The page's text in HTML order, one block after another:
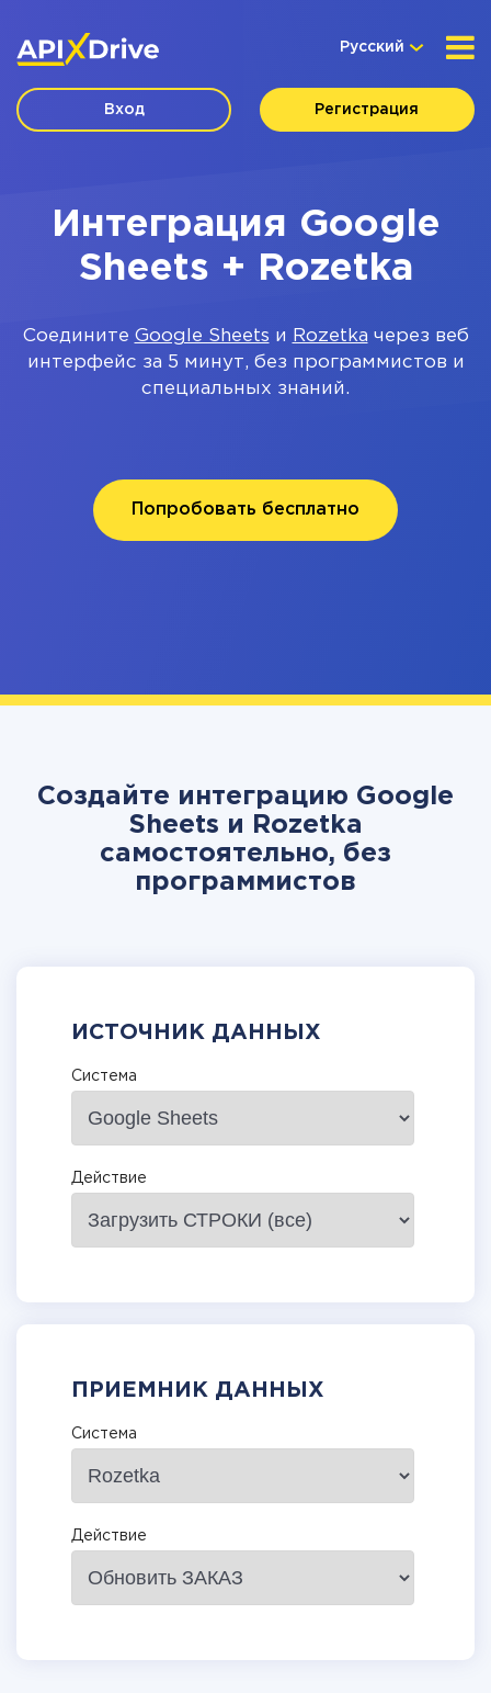
Русский
Вход Регистрация
Интеграция Google
Sheets + Rozetka
Соедините Google Sheets и Rozetka через веб
интерфейс за 5 минут, без программистов и
специальных знаний.
Попробовать бесплатно
Создайте интеграцию Google
Sheets и Rozetka
самостоятельно, без
программистов
ИСТОЧНИК ДАННЫХ
Система
Действие
ПРИЕМНИК ДАННЫХ
Система
Действие